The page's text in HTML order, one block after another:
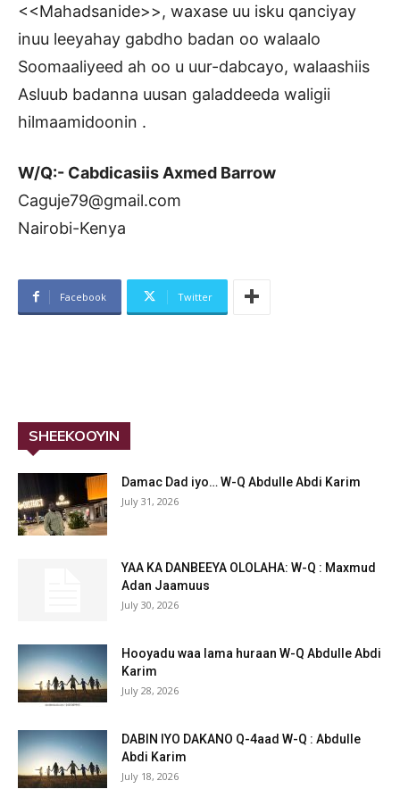
<<Mahadsanide>>, waxase uu isku qanciyay
inuu leeyahay gabdho badan oo walaalo
Soomaaliyeed ah oo u uur-dabcayo, walaashiis
Asluub badanna uusan galaddeeda waligii
hilmaamidoonin .
W/Q:- Cabdicasiis Axmed Barrow
Caguje79@gmail.com
Nairobi-Kenya
Facebook Twitter
SHEEKOOYIN
Damac Dad iyo… W-Q Abdulle Abdi Karim
July 31, 2026
YAA KA DANBEEYA OLOLAHA: W-Q : Maxmud
Adan Jaamuus
July 30, 2026
Hooyadu waa lama huraan W-Q Abdulle Abdi
Karim
July 28, 2026
DABIN IYO DAKANO Q-4aad W-Q : Abdulle
Abdi Karim
July 18, 2026